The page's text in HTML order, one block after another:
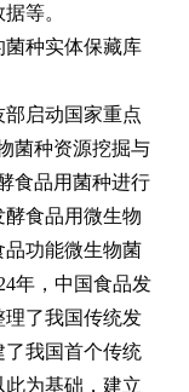
等。
菌种实体保藏库
部启动国家重点
菌种资源挖掘与
食品用菌种进行
食品用微生物
功能微生物菌
年，中国食品发
了我国传统发
了我国首个传统
为基础，建立